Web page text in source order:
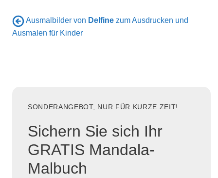
Ausmalbilder von Delfine zum Ausdrucken und
Ausmalen für Kinder
SONDERANGEBOT, NUR FÜR KURZE ZEIT!
Sichern Sie sich Ihr
GRATIS Mandala-
Malbuch